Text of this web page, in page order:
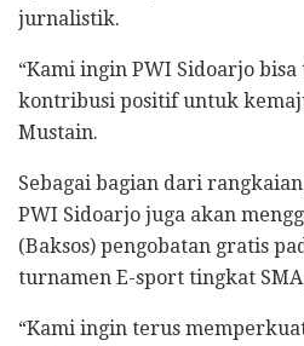
jurnalistik.
“Kami ingin PWI Sidoarjo
kontribusi positif untuk
Mustain.
Sebagai bagian dari
PWI Sidoarjo juga akan
(Baksos) pengobatan gratis
turnamen E-sport tingkat
“Kami ingin terus